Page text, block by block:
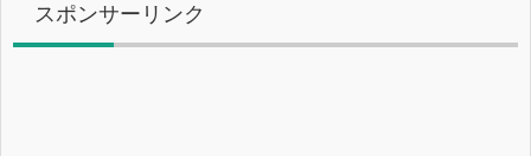
スポンサーリンク